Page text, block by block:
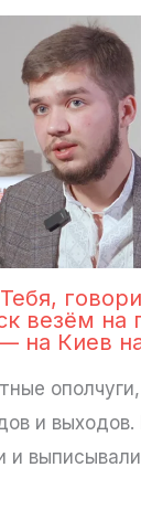
везём на
на Киев
и
и